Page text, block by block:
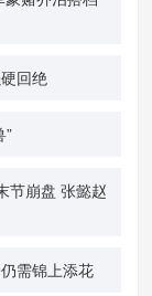
回绝
”
节崩盘 张懿赵
需锦上添花